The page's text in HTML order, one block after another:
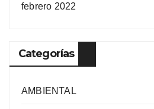
febrero 2022
Categorías
AMBIENTAL